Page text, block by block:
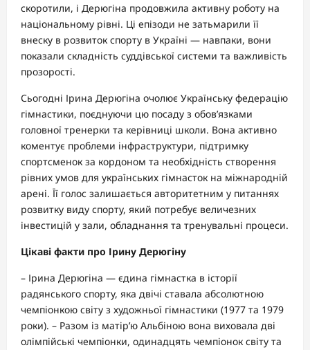
скоротили, і Дерюгіна продовжила активну роботу на
національному рівні. Ці епізоди не затьмарили її
внеску в розвиток спорту в Україні — навпаки, вони
показали складність суддівської системи та важливість
прозорості.
Сьогодні Ірина Дерюгіна очолює Українську федерацію
гімнастики, поєднуючи цю посаду з обов’язками
головної тренерки та керівниці школи. Вона активно
коментує проблеми інфраструктури, підтримку
спортсменок за кордоном та необхідність створення
рівних умов для українських гімнасток на міжнародній
арені. Її голос залишається авторитетним у питаннях
розвитку виду спорту, який потребує величезних
інвестицій у зали, обладнання та тренувальні процеси.
Цікаві факти про Ірину Дерюгіну
– Ірина Дерюгіна — єдина гімнастка в історії
радянського спорту, яка двічі ставала абсолютною
чемпіонкою світу з художньої гімнастики (1977 та 1979
роки). – Разом із матір’ю Альбіною вона виховала дві
олімпійські чемпіонки, одинадцять чемпіонок світу та